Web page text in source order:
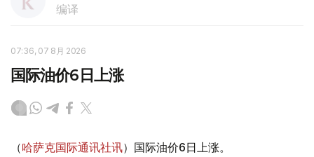
编译
07:36, 07 8月 2026
国际油价6日上涨
（哈萨克国际通讯社讯）国际油价6日上涨。